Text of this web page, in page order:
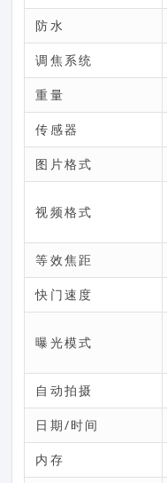
防水
调焦系统
重量
传感器
图片格式
视频格式
等效焦距
快门速度
曝光模式
自动拍摄
日期/时间
内存